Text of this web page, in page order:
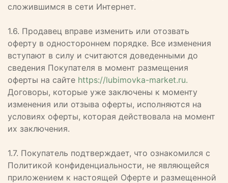
сложившимся в сети Интернет.
1.6. Продавец вправе изменить или отозвать
оферту в одностороннем порядке. Все изменения
вступают в силу и считаются доведенными до
сведения Покупателя в момент размещения
оферты на сайте https://lubimovka-market.ru.
Договоры, которые уже заключены к моменту
изменения или отзыва оферты, исполняются на
условиях оферты, которая действовала на момент
их заключения.
1.7. Покупатель подтверждает, что ознакомился с
Политикой конфиденциальности, не являющейся
приложением к настоящей Оферте и размещенной